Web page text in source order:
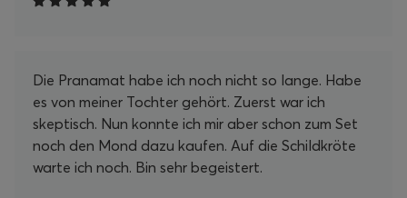
Die Pranamat habe ich noch nicht so lange. Habe
es von meiner Tochter gehört. Zuerst war ich
skeptisch. Nun konnte ich mir aber schon zum Set
noch den Mond dazu kaufen. Auf die Schildkröte
warte ich noch. Bin sehr begeistert.